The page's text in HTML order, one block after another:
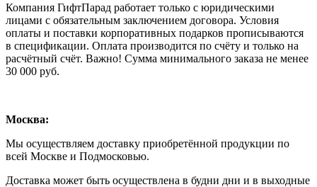
Компания ГифтПарад работает только с юридическими
лицами с обязательным заключением договора. Условия
оплаты и поставки корпоративных подарков прописываются
в спецификации. Оплата производится по счёту и только на
расчётный счёт. Важно! Сумма минимального заказа не менее
30 000 руб.
Москва:
Мы осуществляем доставку приобретённой продукции по
всей Москве и Подмосковью.
Доставка может быть осуществлена в будни дни и в выходные